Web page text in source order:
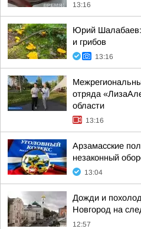
13:16
Юрий Шалабаев:
и грибов
13:16
отряда
области
13:16
Арзамасские
незаконный
13:04
Дожди и
Новгород на
12:57